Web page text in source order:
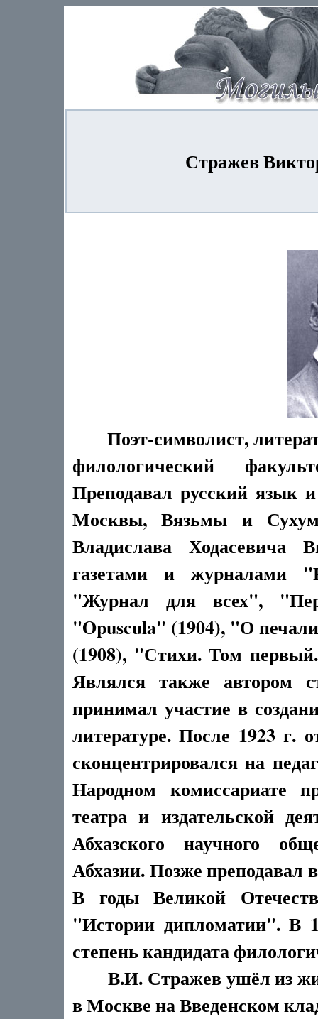
Стражев
Поэт-символист,
филологический
Преподавал русский язык
Москвы, Вязьмы и
Владислава Ходасевича
газетами и журналами
"Журнал для всех",
"Opuscula" (1904), "О
(1908), "Стихи. Том
Являлся также автором
принимал участие в
литературе. После 1923 г.
сконцентрировался на
Народном комиссариате
театра и издательской
Абхазского научного
Абхазии. Позже преподавал
В годы Великой
"Истории дипломатии". В
степень кандидата
В.И. Стражев ушёл из
в Москве на Введенском